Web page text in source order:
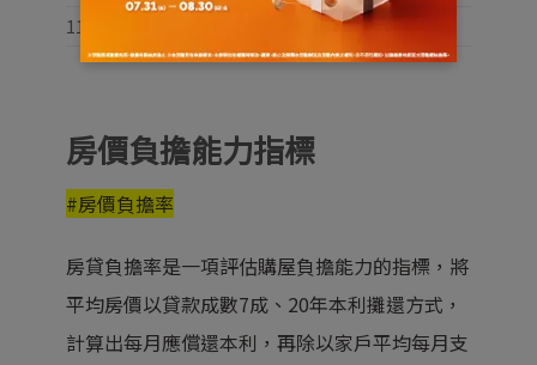
11109
3,027,250
房價負擔能力指標
#房價負擔率
房貸負擔率是一項評估購屋負擔能力的指標，將
平均房價以貸款成數7成、20年本利攤還方式，
計算出每月應償還本利，再除以家戶平均每月支